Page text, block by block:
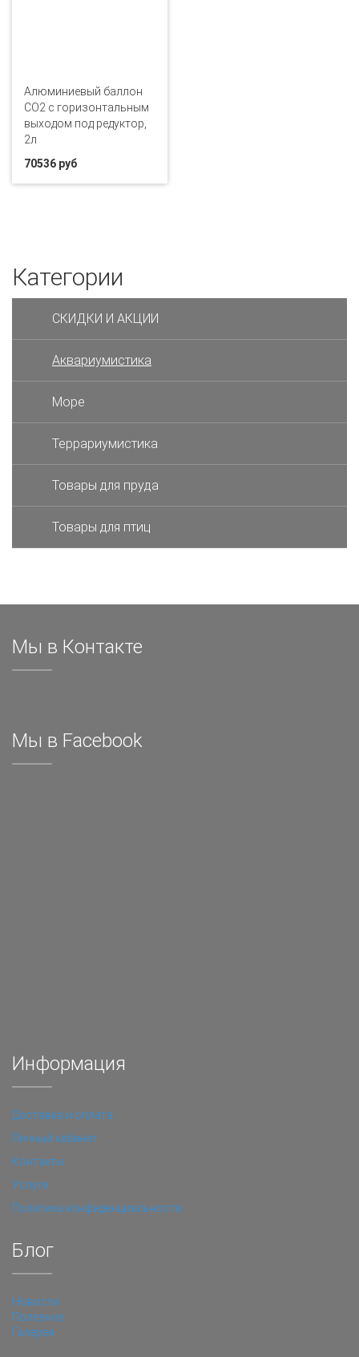
Алюминиевый баллон
CO2 с горизонтальным
выходом под редуктор,
2л
70536 руб
Категории
СКИДКИ И АКЦИИ
Аквариумистика
Море
Террариумистика
Товары для пруда
Товары для птиц
Мы в Контакте
Мы в Facebook
Информация
Доставка и оплата
Личный кабинет
Контакты
Услуги
Политика конфиденциальности
Блог
Новости
Полезное
Галерея